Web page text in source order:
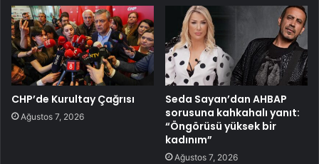
CHP’de Kurultay Çağrısı
Ağustos 7, 2026
Seda Sayan’dan AHBAP
sorusuna kahkahalı yanıt:
“Öngörüsü yüksek bir
kadınım”
Ağustos 7, 2026